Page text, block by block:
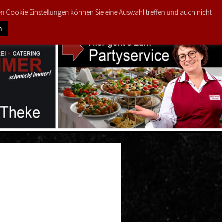
MEIN KONTO €0,00 0
Cookie Einstellungen können Sie eine Auswahl treffen und auch nicht